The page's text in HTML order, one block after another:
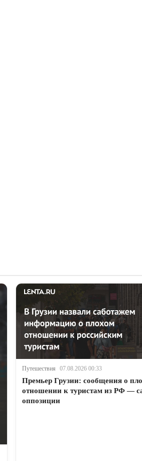
Путешествия 07.08.2026 00:33
Премьер Грузии: сообщения о
отношении к туристам из РФ —
оппозиции